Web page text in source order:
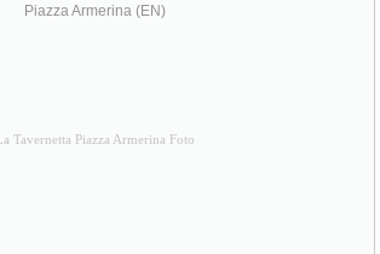
Piazza Armerina (EN)
La Tavernetta Piazza Armerina Foto